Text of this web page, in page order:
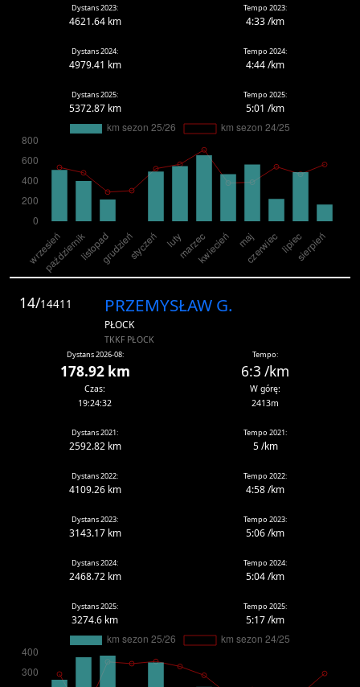
Dystans 2023:
4621.64 km
Tempo 2023:
4:33 /km
Dystans 2024:
4979.41 km
Tempo 2024:
4:44 /km
Dystans 2025:
5372.87 km
Tempo 2025:
5:01 /km
14/14411 PRZEMYSŁAW G.
PŁOCK
TKKF PŁOCK
Dystans 2026-08:
178.92 km
Tempo:
6:3 /km
Czas:
19:24:32
W górę:
2413m
Dystans 2021:
2592.82 km
Tempo 2021:
5 /km
Dystans 2022:
4109.26 km
Tempo 2022:
4:58 /km
Dystans 2023:
3143.17 km
Tempo 2023:
5:06 /km
Dystans 2024:
2468.72 km
Tempo 2024:
5:04 /km
Dystans 2025:
3274.6 km
Tempo 2025:
5:17 /km